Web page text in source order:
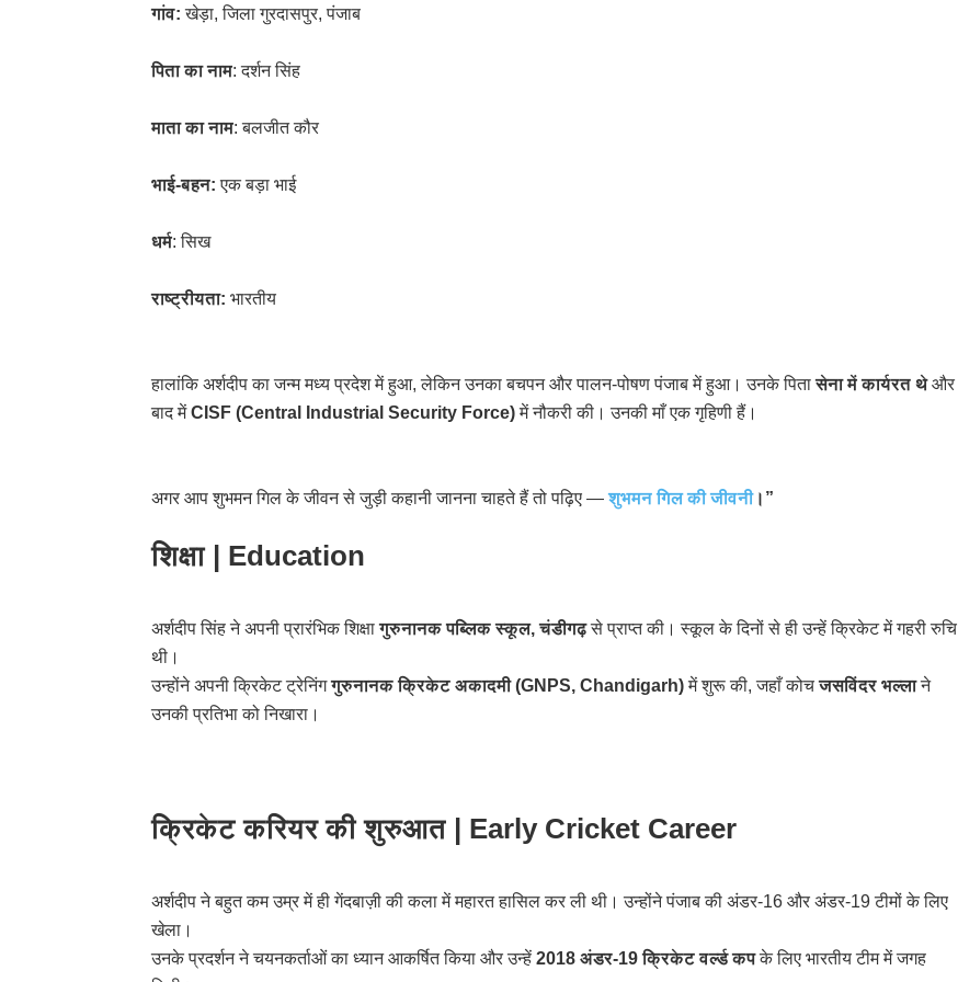
गांव:खेड़ा, जिला गुरदासपुर, पंजाब
पिता का नाम: दर्शन सिंह
माता का नाम: बलजीत कौर
भाई-बहन:एक बड़ा भाई
धर्म: सिख
राष्ट्रीयता: भारतीय
हालांकि अर्शदीप का जन्म मध्य प्रदेश में हुआ, लेकिन उनका बचपन और पालन-पोषण पंजाब में हुआ। उनके पितासेना में कार्यरत थेऔर
बाद मेंCISF (Central Industrial Security Force)में नौकरी की। उनकी माँ एक गृहिणी हैं।
अगर आप शुभमन गिल के जीवन से जुड़ी कहानी जानना चाहते हैं तो पढ़िए —शुभमन गिल की जीवनी।”
शिक्षा | Education
अर्शदीप सिंह ने अपनी प्रारंभिक शिक्षागुरुनानक पब्लिक स्कूल, चंडीगढ़से प्राप्त की। स्कूल के दिनों से ही उन्हें क्रिकेट में गहरी रुचि
थी।
उन्होंने अपनी क्रिकेट ट्रेनिंगगुरुनानक क्रिकेट अकादमी (GNPS, Chandigarh)में शुरू की, जहाँ कोचजसविंदर भल्लाने
उनकी प्रतिभा को निखारा।
क्रिकेट करियर की शुरुआत | Early Cricket Career
अर्शदीप ने बहुत कम उम्र में ही गेंदबाज़ी की कला में महारत हासिल कर ली थी। उन्होंने पंजाब की अंडर-16 और अंडर-19 टीमों के लिए
खेला।
उनके प्रदर्शन ने चयनकर्ताओं का ध्यान आकर्षित किया और उन्हें 2018 अंडर-19 क्रिकेट वर्ल्ड कपके लिए भारतीय टीम में जगह